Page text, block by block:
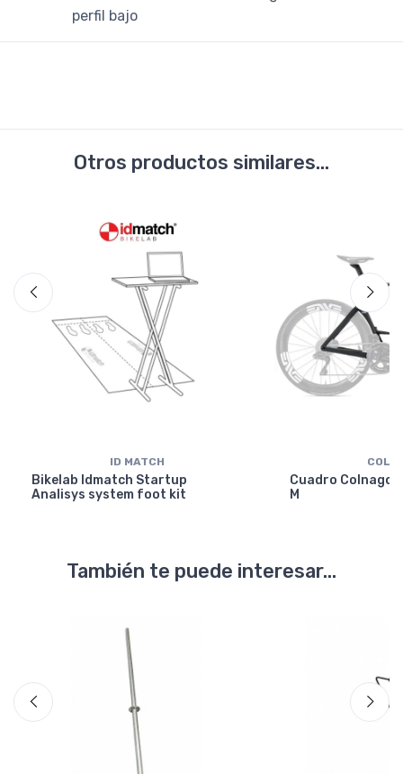
perfil bajo
Otros productos similares...
ID MATCH
Bikelab Idmatch Startup
Analisys system foot kit
Cuadro Colnago
M
También te puede interesar...